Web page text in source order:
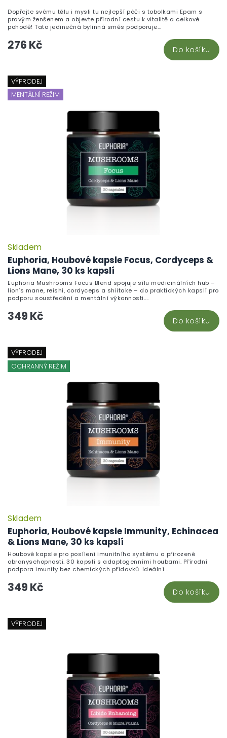
276 Kč Do košíku
Dopřejte svému tělu i mysli tu nejlepší péči s tobolkami Epam s
pravým ženšenem a objevte přírodní cestu k vitalitě a celkové
pohodě! Tato jedinečná bylinná směs podporuje...
VÝPRODEJ
MENTÁLNÍ REŽIM
Euphoria, Houbové kapsle Focus, Cordyceps &
Lions Mane, 30 ks kapslí
Skladem
349 Kč Do košíku
Euphoria Mushrooms Focus Blend spojuje sílu medicinálních hub –
lion’s mane, reishi, cordyceps a shiitake – do praktických kapslí pro
podporu soustředění a mentální výkonnosti....
VÝPRODEJ
OCHRANNÝ REŽIM
Euphoria, Houbové kapsle Immunity, Echinacea
& Lions Mane, 30 ks kapslí
Skladem
349 Kč Do košíku
Houbové kapsle pro posílení imunitního systému a přirozené
obranyschopnosti. 30 kapslí s adaptogenními houbami. Přírodní
podpora imunity bez chemických přídavků. Ideální...
VÝPRODEJ